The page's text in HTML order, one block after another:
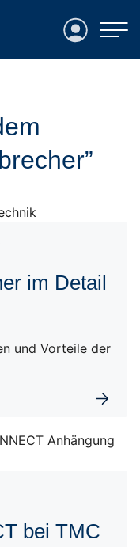
Login
im Detail
und Vorteile der
bei TMC